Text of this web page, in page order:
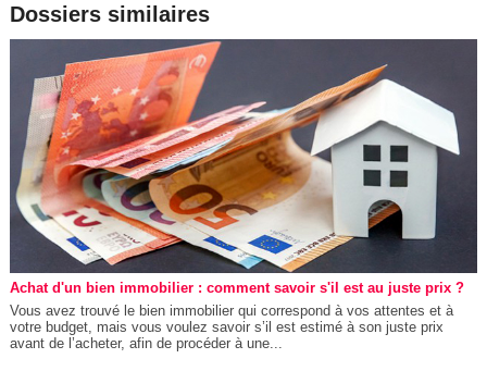
Dossiers similaires
Achat d'un bien immobilier : comment savoir s'il est au juste prix ?
Vous avez trouvé le bien immobilier qui correspond à vos attentes et à
votre budget, mais vous voulez savoir s’il est estimé à son juste prix
avant de l’acheter, afin de procéder à une...